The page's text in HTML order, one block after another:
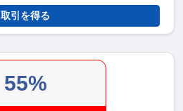
取引を得る
55%